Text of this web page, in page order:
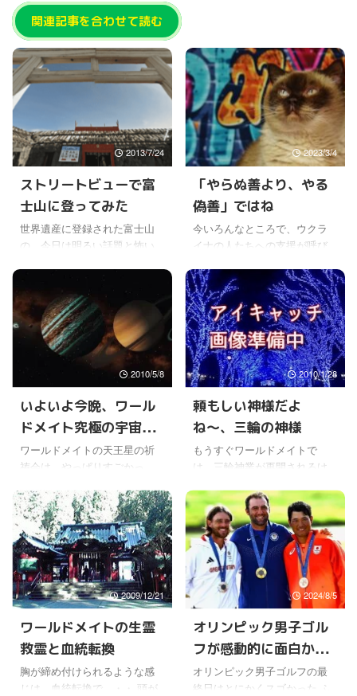
関連記事を合わせて読む
2013/7/24
ストリートビューで富
士山に登ってみた
世界遺産に登録された富士山
の、今日は明るい話題と怖い
は、明るい話題というのは、
グーグルのストリートビュー
で、富士山登山が楽しめるよ
うになった。 さっそく登って
みた。 なかなかこれはすご
い。 以前、ワールドメイトで
富士山清掃を長いことやって
も見ることができた。 自分は
一度しかやったことないか
ら、えらそうには言えないけ
どね。 それはいいとして、と
う。 だんだん登っていって、
このへんは来たこと ...
2023/3/4
「やらぬ善より、やる
偽善」ではね
今いろんなところで、ウクラ
イナの人たちへの支援が呼び
イナに限らず、海外で起きた
自然災害などでも、困窮する
人たちへのチャリティはこれ
までもたくさん行われてき
た。 大切なことだと思うし、
日本もこれまで東日本大震災
などでは、海外の人たちから
からね。 もちろん、国内でも
助け合ってきたけど。 【今、
私たちにできることを🇺🇦】
ロシアによるウクライナ侵攻
り、今もなお1770万人（2022
年12月時点）が人道 ...
2010/5/8
いよいよ今晩、ワール
ドメイト究極の宇宙秘
義！
ワールドメイトの天王星の祈
祷会は、やっぱりすごかっ
生が神様に語りかけるときな
んかは、真面目な話ばかりさ
れているかと思ったら、かな
りギャグの応酬らしくて、そ
んな話を聞けるのも、ワール
ドメイトだけだろうけどね。
ずう〜とお話し聞いてて感じ
ように語りかけていくのか、
そこが大事なんだなと思っ
た。 深見先生みたいに神様の
声も姿もワールドメイト会員
2010/1/28
頼もしい神様だよ
ね〜、三輪の神様
もうすぐワールドメイトで
は、三輪神業が再開されるけ
んとか無事に過ぎそうな気配
だよね〜。(￣∀￣;) 日銀も二番
底はいまのところ無いような
見通しを言っていたし。 世界
的にも、日本以外はどこも、
当初の予想よりはＧＤＰを上
方修正したり、少しづつだけ
ど上向いていると書かれてい
た。 日本だけ予想通りという
のは少し情けないけどね〜。
∑(￣メ￣;)めっ 先進国はおおむ
ね低調だけど、振興国の勢い
2009/12/21
ワールドメイトの生霊
救霊と血統転換
胸が締め付けられるような感
じは、血統転換で、・・ 頭が
2024/8/5
オリンピック男子ゴル
フが感動的に面白かっ
た
オリンピック男子ゴルフの最
終日はとにかくスゴかった ふ